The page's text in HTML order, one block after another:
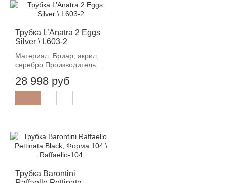
Трубка L’Anatra 2 Eggs
Silver \ L603-2
Материал: Бриар, акрил,
серебро Производитель:...
28 998 руб
Трубка Barontini